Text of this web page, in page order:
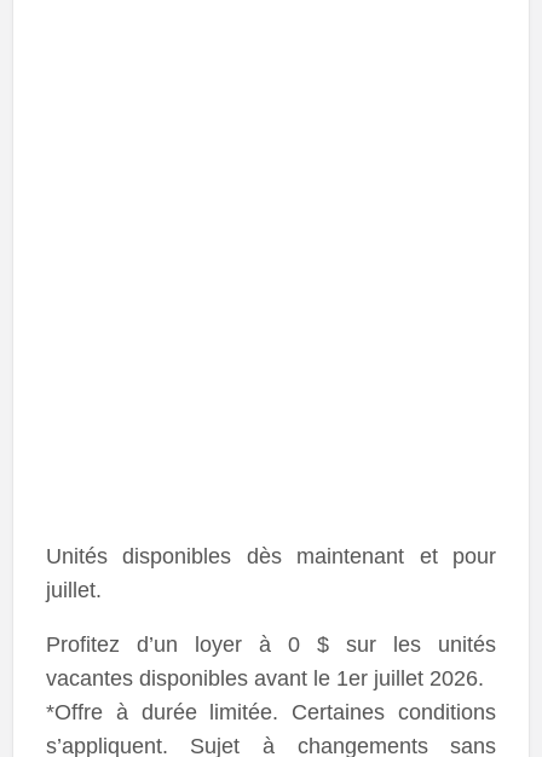
Unités disponibles dès maintenant et pour
juillet.
Profitez d’un loyer à 0 $ sur les unités
vacantes disponibles avant le 1er juillet 2026.
*Offre à durée limitée. Certaines conditions
s’appliquent. Sujet à changements sans